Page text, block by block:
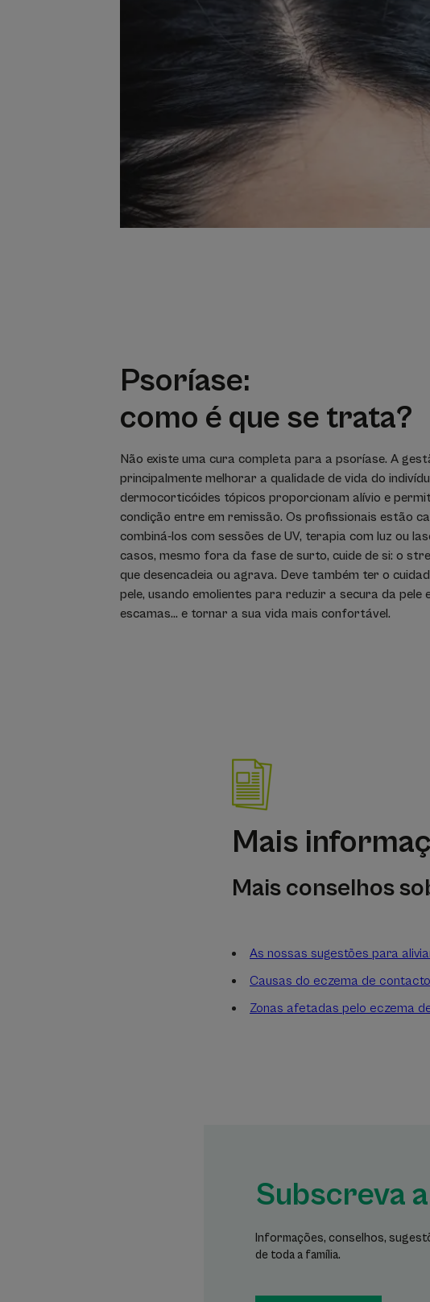
Psoríase:
como é que se trata?
Não existe uma cura completa para a psoríase. A
principalmente melhorar a qualidade de vida do
dermocorticóides tópicos proporcionam alívio e
condição entre em remissão. Os profissionais estão
combiná-los com sessões de UV, terapia com luz ou
casos, mesmo fora da fase de surto, cuide de si: o
que desencadeia ou agrava. Deve também ter o
pele, usando emolientes para reduzir a secura da pele
escamas... e tornar a sua vida mais confortável.
Mais
Mais conselhos
As nossas sugestões para
Causas do eczema de contacto
Zonas afetadas pelo eczema
Subscreva
Informações, conselhos,
de toda a família.